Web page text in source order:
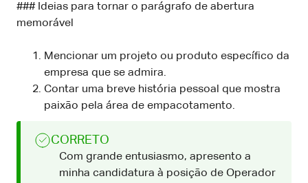
### Ideias para tornar o parágrafo de abertura
memorável
Mencionar um projeto ou produto específico da
empresa que se admira.
Contar uma breve história pessoal que mostra
paixão pela área de empacotamento.
CORRETO
Com grande entusiasmo, apresento a
minha candidatura à posição de Operador